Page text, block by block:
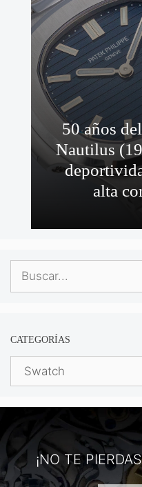
50 años
Nautilus
alta
Buscar:
CATEGORÍAS
Categorías
¡NO TE